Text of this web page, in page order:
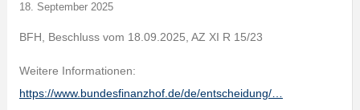
18. September 2025
BFH, Beschluss vom 18.09.2025, AZ XI R 15/23
Weitere Informationen:
https://www.bundesfinanzhof.de/de/entscheidung/…